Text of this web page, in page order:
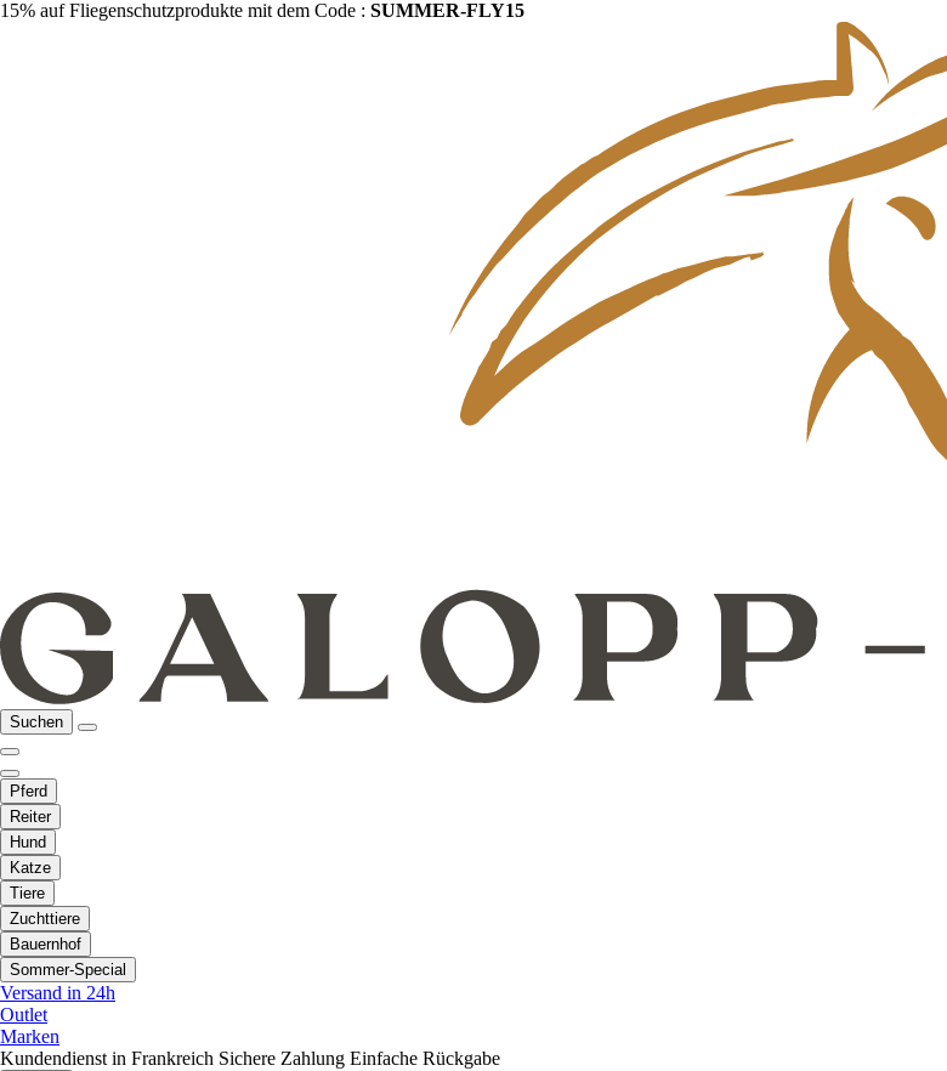
15% auf Fliegenschutzprodukte mit dem Code : SUMMER-FLY15
Suchen
Pferd
Reiter
Hund
Katze
Tiere
Zuchttiere
Bauernhof
Sommer-Special
Versand in 24h
Outlet
Marken
Kundendienst in Frankreich Sichere Zahlung Einfache Rückgabe